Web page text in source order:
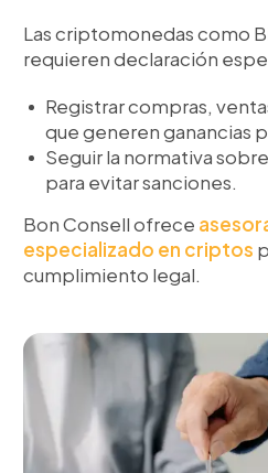
Las criptomonedas como
requieren declaración
Registrar compras,
que generen ganancias
Seguir la normativa
para evitar sanciones.
Bon Consell ofrece
especializado en criptos
cumplimiento legal.